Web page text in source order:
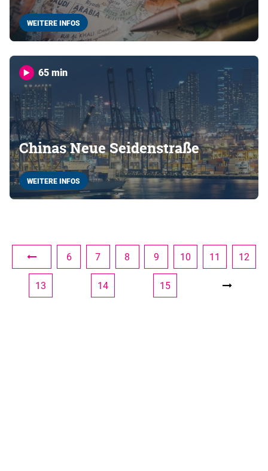
WEITERE INFOS
65 min
Chinas Neue Seidenstraße
WEITERE INFOS
6 7 8 9 10 11 12
13 14 15